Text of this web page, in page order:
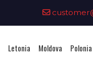
Letonia Moldova Polonia